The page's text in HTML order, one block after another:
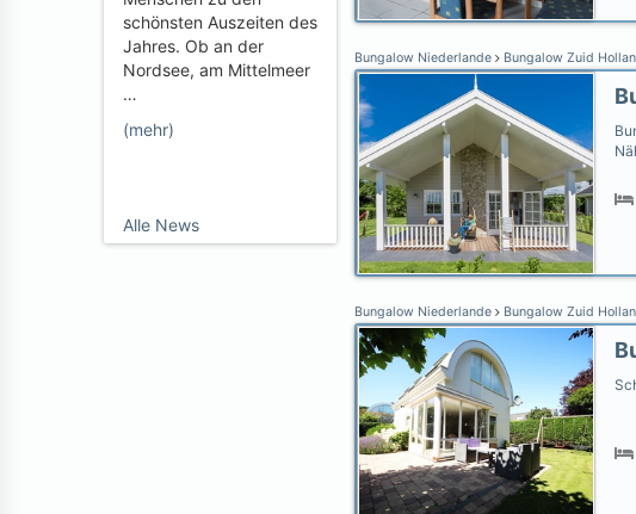
schönsten Auszeiten des
Jahres. Ob an der
Nordsee, am Mittelmeer
…
(mehr)
Alle News
Bungalow Niederlande Bungalow Zuid
Bungalow Niederlande Bungalow Zuid